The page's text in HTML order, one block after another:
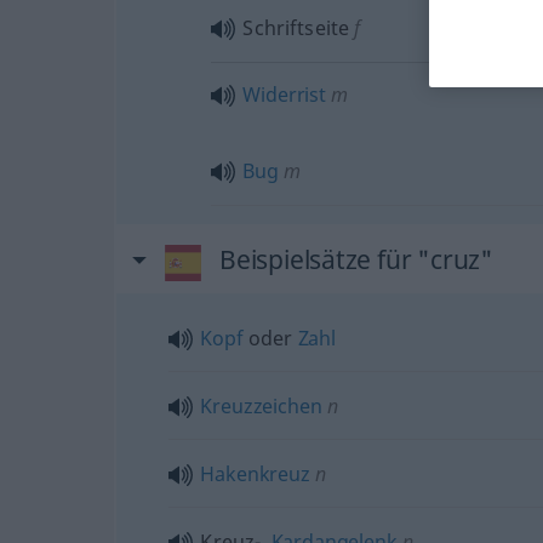
Schriftseite f
Widerrist m
Bug m
Beispielsätze für "cruz"
Kopfoder Zahl
Kreuzzeichen n
Hakenkreuz n